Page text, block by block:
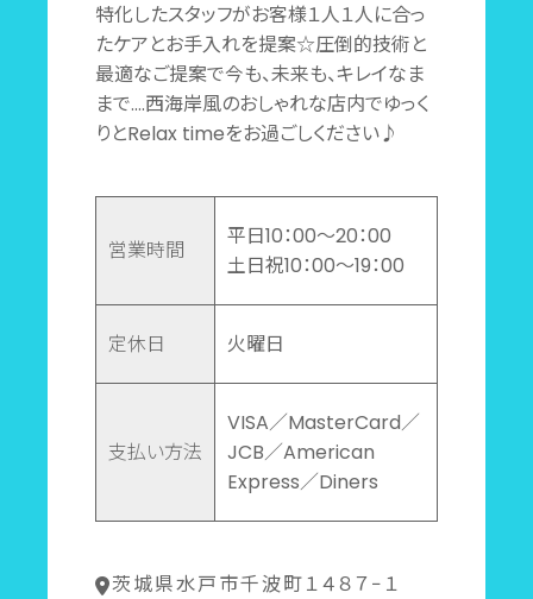
特化したスタッフがお客様１人１人に合っ
たケアとお手入れを提案☆圧倒的技術と
最適なご提案で今も、未来も、キレイなま
まで....西海岸風のおしゃれな店内でゆっく
りとRelax timeをお過ごしください♪
営業時間
平日10：00～20：00
土日祝10：00～19：00
定休日 火曜日
支払い方法
VISA／MasterCard／
JCB／American
Express／Diners
茨城県水戸市千波町１４８７−１